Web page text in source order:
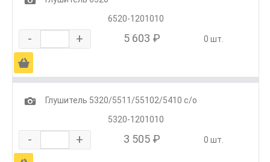
6520-1201010
- + 5 603 ₽ 0 шт.
Ä
1
Глушитель 5320/5511/55102/5410 с/о
5320-1201010
- + 3 505 ₽ 0 шт.